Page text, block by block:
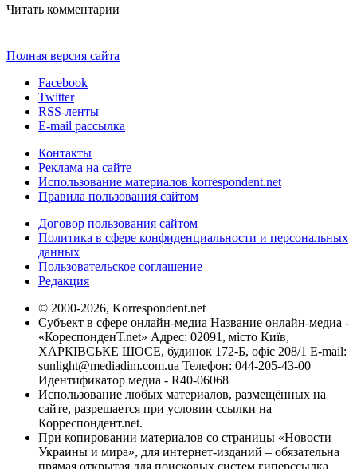
Читать комментарии
Полная версия сайта
Facebook
Twitter
RSS-ленты
E-mail рассылка
Контакты
Реклама на сайте
Использование материалов korrespondent.net
Правила пользования сайтом
Договор пользования сайтом
Политика в сфере конфиденциальности и персональных
данных
Пользовательское соглашение
Редакция
© 2000-2026, Korrespondent.net
Субъект в сфере онлайн-медиа Название онлайн-медиа -
«КореспонденТ.net» Адрес: 02091, місто Київ,
ХАРКІВСЬКЕ ШОСЕ, будинок 172-Б, офіс 208/1 E-mail:
sunlight@mediadim.com.ua Телефон: 044-205-43-00
Идентификатор медиа - R40-06068
Использование любых материалов, размещённых на
сайте, разрешается при условии ссылки на
Корреспондент.net.
При копировании материалов со страницы «Новости
Украины и мира», для интернет-изданий – обязательна
прямая открытая для поисковых систем гиперссылка.